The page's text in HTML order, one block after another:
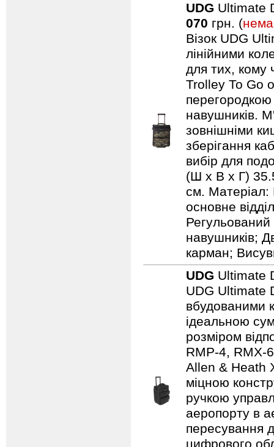
UDG Ultimate
070 грн. (
Візок UDG
лінійними
для тих, кому
Trolley To Go
перегородкою
навушників.
зовнішніми
зберігання
вибір для
(Ш х В х Г)
см. Матеріал:
основне
Регульований
навушників;
карман;
UDG Ultimate
UDG Ultimate
вбудованими
ідеальною
розміром
RMP-4, RMX-
Allen & Heath
міцною
ручкою
аеропорту в
пересування